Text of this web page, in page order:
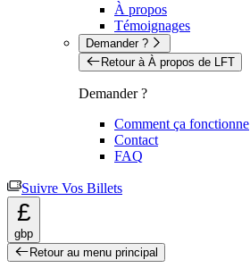
À propos
Témoignages
Demander ?
Retour à À propos de LFT
Demander ?
Comment ça fonctionne
Contact
FAQ
Suivre Vos Billets
£
gbp
Retour au menu principal